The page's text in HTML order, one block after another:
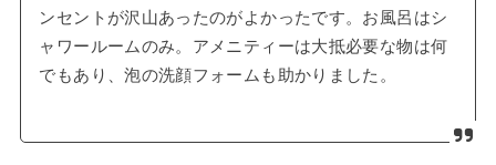
ンセントが沢山あったのがよかったです。お風呂はシ
ャワールームのみ。アメニティーは大抵必要な物は何
でもあり、泡の洗顔フォームも助かりました。